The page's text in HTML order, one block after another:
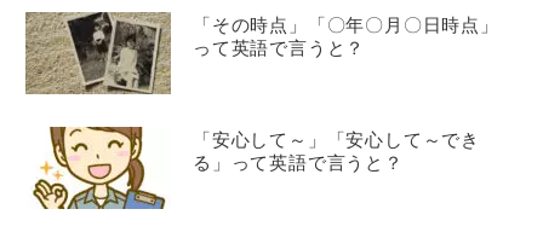
「その時点」「〇年〇月〇日時点」
って英語で言うと？
「安心して～」「安心して～でき
る」って英語で言うと？